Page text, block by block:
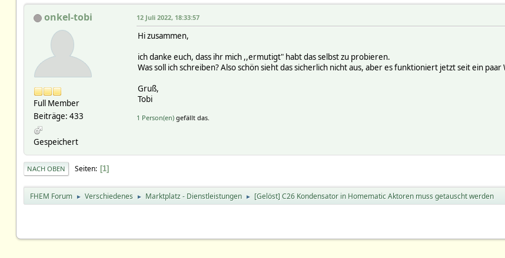
onkel-tobi
Full Member
Beiträge: 433
Gespeichert
12 Juli 2022, 18:33:57
Hi zusammen,
ich danke euch, dass ihr mich ,,ermutigt" habt das selbst zu probieren.
Was soll ich schreiben? Also schön sieht das sicherlich nicht aus, aber es funktioniert jetzt seit ein
Gruß,
Tobi
1 Person(en)gefällt das.
NACH OBEN Seiten 1
FHEM Forum ► Verschiedenes ► Marktplatz - Dienstleistungen ► [Gelöst] C26 Kondensator in Homematic Aktoren muss getauscht werden